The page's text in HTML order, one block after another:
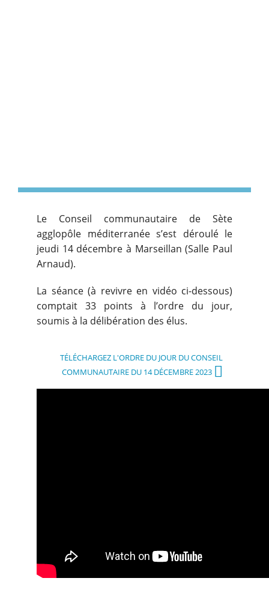
Le Conseil communautaire de Sète
agglopôle méditerranée s’est déroulé le
jeudi 14 décembre à Marseillan (Salle Paul
Arnaud).
La séance (à revivre en vidéo ci-dessous)
comptait 33 points à l’ordre du jour,
soumis à la délibération des élus.
TÉLÉCHARGEZ L'ORDRE DU JOUR DU CONSEIL
COMMUNAUTAIRE DU 14 DÉCEMBRE 2023